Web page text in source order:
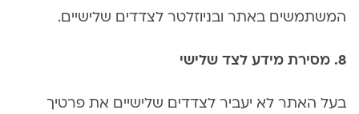
המשתמשים באתר ובניוזלטר לצדדים שלישיים.
8. מסירת מידע לצד שלישי
בעל האתר לא יעביר לצדדים שלישיים את פרטיך